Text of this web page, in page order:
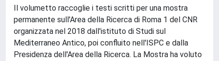
Il volumetto raccoglie i testi scritti per una mostra
permanente sull'Area della Ricerca di Roma 1 del CNR
organizzata nel 2018 dall'istituto di Studi sul
Mediterraneo Antico, poi confluito nell'ISPC e dalla
Presidenza dell'Area della Ricerca. La Mostra ha voluto